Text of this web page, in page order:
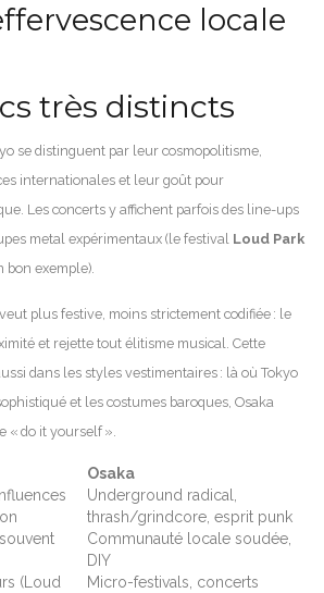
locale
très distincts
se distinguent par leur cosmopolitisme,
internationales et leur goût pour
Les concerts y affichent parfois des line-ups
metal expérimentaux (le festival Loud Park
exemple).
plus festive, moins strictement codifiée : le
et rejette tout élitisme musical. Cette
dans les styles vestimentaires : là où Tokyo
et les costumes baroques, Osaka
« do it yourself ».
Osaka
Underground radical,
thrash/grindcore, esprit punk
Communauté locale soudée,
DIY
(Loud
Micro-festivals, concerts